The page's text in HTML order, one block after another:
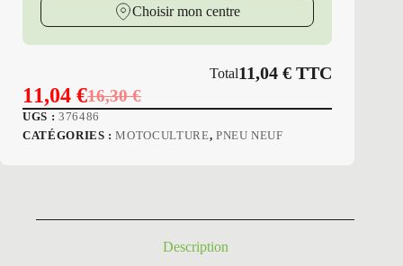
Choisir mon centre
Total11,04€ TTC
16,30€
Le
prix
11,04 €Le
prix
UGS : 376486
CATÉGORIES :MOTOCULTURE, PNEU NEUF
Description